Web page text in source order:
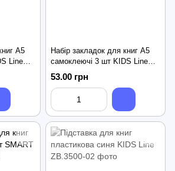
А5
Line
Набір закладок для книг А5
самоклеючі 3 шт KIDS Line
Cars
53.00 грн